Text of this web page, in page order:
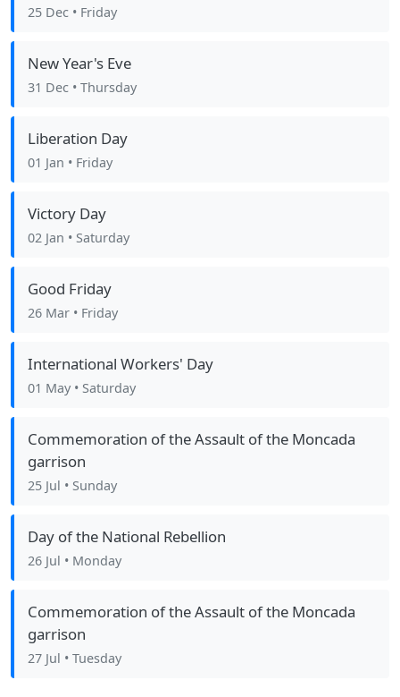
25 Dec • Friday
New Year's Eve
31 Dec • Thursday
Liberation Day
01 Jan • Friday
Victory Day
02 Jan • Saturday
Good Friday
26 Mar • Friday
International Workers' Day
01 May • Saturday
Commemoration of the Assault of the Moncada
garrison
25 Jul • Sunday
Day of the National Rebellion
26 Jul • Monday
Commemoration of the Assault of the Moncada
garrison
27 Jul • Tuesday